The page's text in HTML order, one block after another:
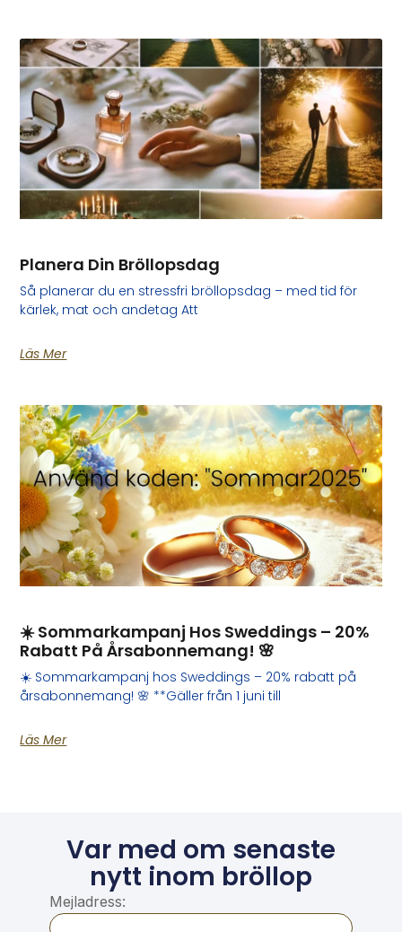
Planera Din Bröllopsdag
Så planerar du en stressfri bröllopsdag – med tid för
kärlek, mat och andetag Att
Läs Mer
☀️ Sommarkampanj Hos Sweddings – 20%
Rabatt På Årsabonnemang! 🌸
☀️ Sommarkampanj hos Sweddings – 20% rabatt på
årsabonnemang! 🌸 **Gäller från 1 juni till
Läs Mer
Var med om senaste
nytt inom bröllop
Mejladress: